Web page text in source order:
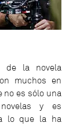
de la novela
muchos en
no es sólo una
y es
lo que la ha